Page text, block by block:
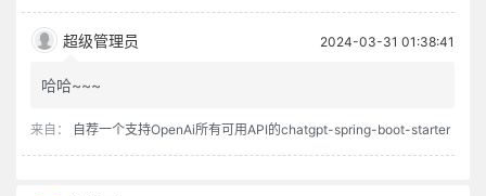
超级管理员 2024-03-31 01:38:41
哈哈~~~
来自： 自荐一个支持OpenAi所有可用API的chatgpt-spring-boot-starter